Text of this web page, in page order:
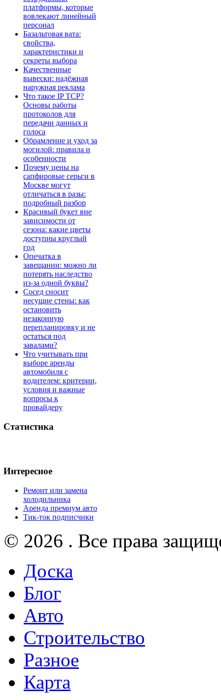
платформы, которые
вовлекают линейный
персонал
Базальтовая вата:
свойства,
характеристики и
секреты выбора
Качественные
вывески: надёжная
наружная реклама
Что такое IP TCP?
Основы работы
протоколов для
передачи данных и
голоса
Обрамление и уход за
могилой: правила и
особенности
Почему цены на
сапфировые серьги в
Москве могут
отличаться в разы:
подробный разбор
Красивый букет вне
зависимости от
сезона: какие цветы
доступны круглый
год
Опечатка в
завещании: можно ли
потерять наследство
из-за одной буквы?
Сосед сносит
несущие стены: как
остановить
незаконную
перепланировку и не
остаться под
завалами?
Что учитывать при
выборе аренды
автомобиля с
водителем: критерии,
условия и важные
вопросы к
провайдеру
Статистика
Интересное
Ремонт или замена
холодильника
Аренда премиум авто
Тик-ток подписчики
© 2026 . Все права
Доска
Блог
Авто
Строительство
Разное
Карта